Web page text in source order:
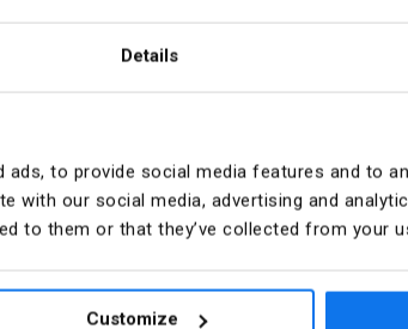
Details
to provide social media features and to
with our social media, advertising and
to them or that they’ve collected from your
Customize
PKWIU
Wykonanie
potwierdzone